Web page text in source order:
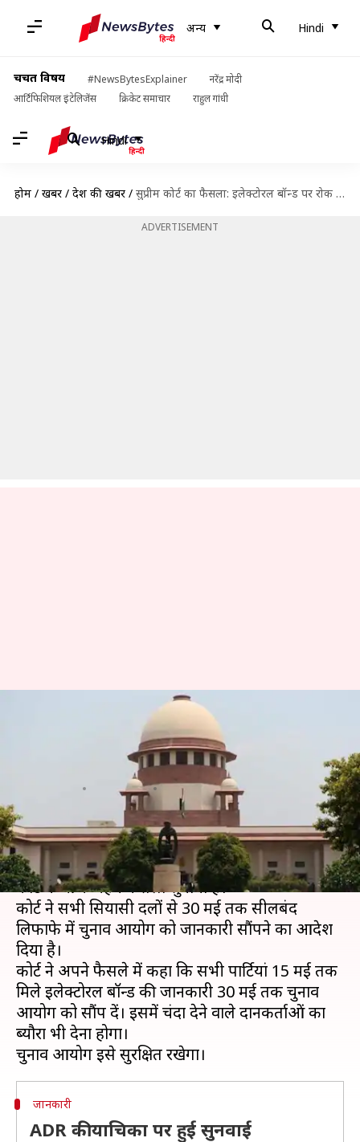
अन्य Hindi
चर्चित विषय #NewsBytesExplainer
नरेंद्र मोदी
आर्टिफिशियल इंटेलिजेंस
क्रिकेट समाचार राहुल गांधी
Hindi
होम / खबरें / देश की खबरें / सुप्रीम कोर्ट का फैसला: इलेक्टोरल बॉन्ड पर रोक नहीं, सभी पार्टियां चुनाव आयोग को देंगी ब्यौरा
ADVERTISEMENT
सुप्रीम कोर्ट का फैसला: इलेक्टोरल
बॉन्ड पर रोक नहीं, सभी पार्टियां
चुनाव आयोग को देंगी ब्यौरा
Apr 12, 2019 12:06 pm
क्या है खबर?
इलेक्टोरल बॉन्ड (Electoral Bond) को लेकर सुप्रीम
कोर्ट ने आज अहम फैसला सुनाया है।
कोर्ट ने सभी सियासी दलों से 30 मई तक सीलबंद
लिफाफे में चुनाव आयोग को जानकारी सौंपने का आदेश
दिया है।
कोर्ट ने अपने फैसले में कहा कि सभी पार्टियां 15 मई तक
मिले इलेक्टोरल बॉन्ड की जानकारी 30 मई तक चुनाव
आयोग को सौंप दें। इसमें चंदा देने वाले दानकर्ताओं का
ब्यौरा भी देना होगा।
जानकारी
ADR की याचिका पर हुई सुनवाई